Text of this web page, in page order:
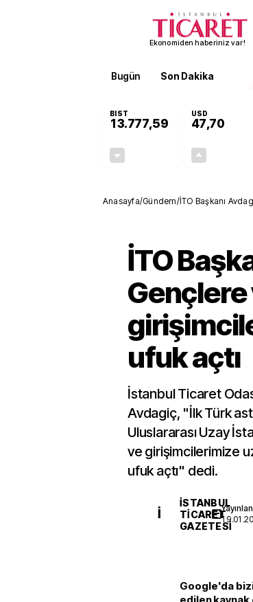
Ekonomiden haberiniz var!
Bugün Son Dakika
BIST
13.777,59
USD
47,70
Anasayfa/Gündem/İTO Başkanı
İTO
Gençlere
ufuk açtı
İstanbul Ticaret
Avdagiç, "İlk Türk
Uluslararası Uzay
ve girişimcilerimize
ufuk açtı" dedi.
İ
İSTANBUL
TICARET
GAZETESI
Google'da